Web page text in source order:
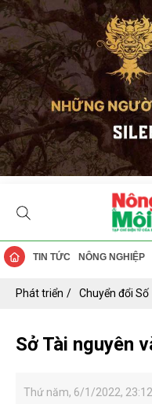
TIN TỨC NÔNG NGHIỆP
Phát triển Chuyển đổi Số
Sở Tài nguyên
Thứ năm, 6/1/2022,